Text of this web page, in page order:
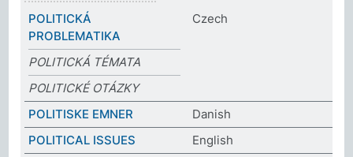
POLITICKÁ
PROBLEMATIKA
Czech
POLITICKÁ TÉMATA
POLITICKÉ OTÁZKY
POLITISKE EMNER
Danish
POLITICAL ISSUES
English